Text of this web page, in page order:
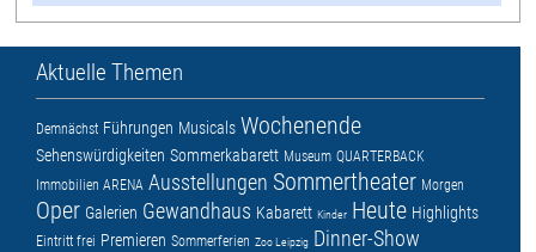
Aktuelle Themen
Demnächst Führungen Musicals Wochenende
Sehenswürdigkeiten Sommerkabarett Museum QUARTERBACK
Immobilien ARENA Ausstellungen Sommertheater Morgen
Oper Galerien Gewandhaus Kabarett Kinder Heute Highlights
Eintritt frei Premieren Sommerferien Zoo Leipzig Dinner-Show